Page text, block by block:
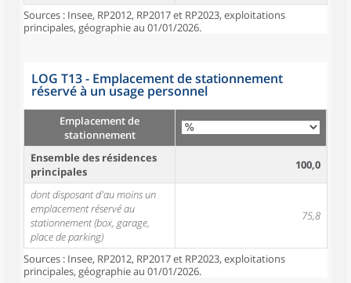
Sources : Insee, RP2012, RP2017 et RP2023, exploitations
principales, géographie au 01/01/2026.
LOG T13 - Emplacement de stationnement
réservé à un usage personnel
Emplacement de
stationnement
Ensemble des résidences
principales
100,0
dont disposant d'au moins un
emplacement réservé au
stationnement (box, garage,
place de parking)
75,8
Sources : Insee, RP2012, RP2017 et RP2023, exploitations
principales, géographie au 01/01/2026.